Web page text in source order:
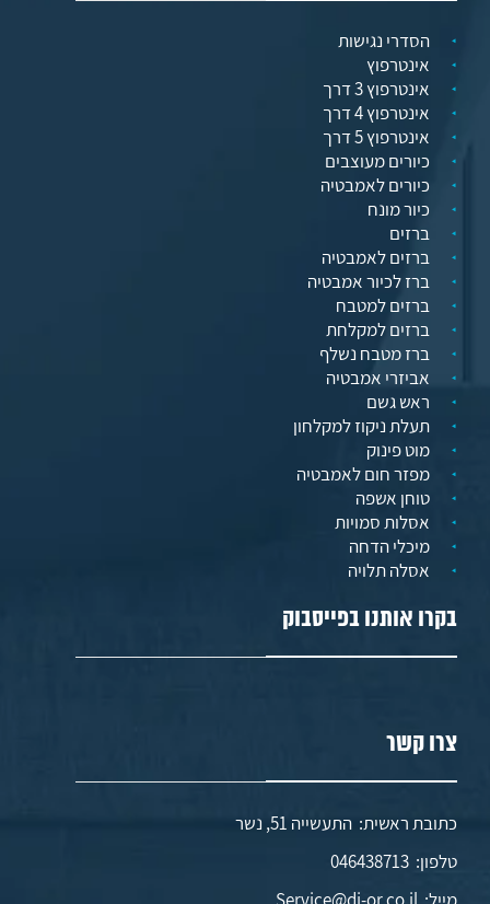
הסדרי נגישות
אינטרפוץ
אינטרפוץ 3 דרך
אינטרפוץ 4 דרך
אינטרפוץ 5 דרך
כיורים מעוצבים
כיורים לאמבטיה
כיור מונח
ברזים
ברזים לאמבטיה
ברז לכיור אמבטיה
ברזים למטבח
ברזים למקלחת
ברז מטבח נשלף
אביזרי אמבטיה
ראש גשם
תעלת ניקוז למקלחון
מוט פינוק
מפזר חום לאמבטיה
טוחן אשפה
אסלות סמויות
מיכלי הדחה
אסלה תלויה
בקרו אותנו בפייסבוק
צרו קשר
כתובת ראשית: התעשייה 51, נשר
טלפון:046438713